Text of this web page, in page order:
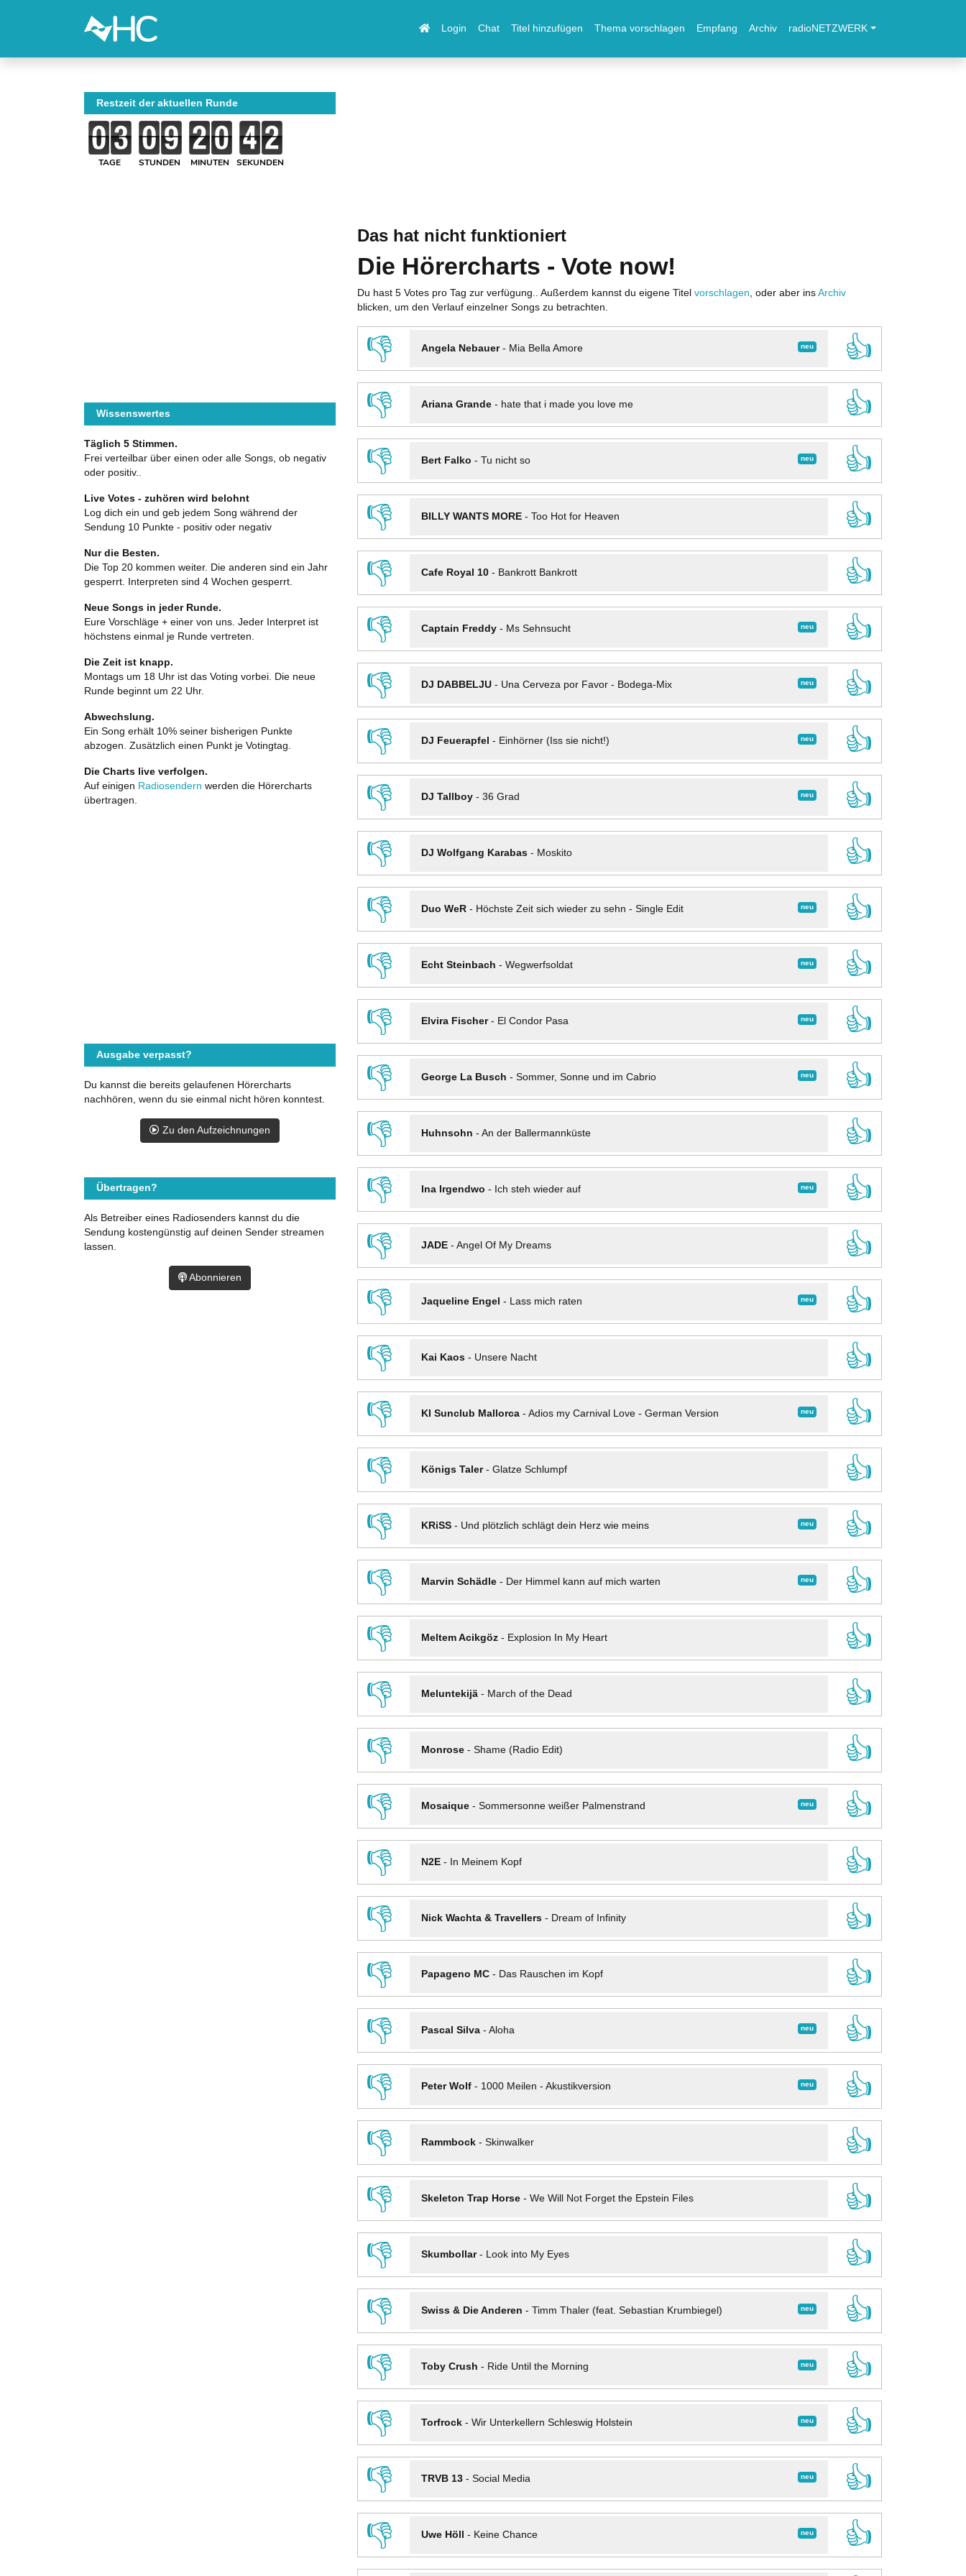
Login Chat Titel hinzufügen Thema vorschlagen Empfang Archiv radioNETZWERK
Das hat nicht funktioniert
Die Hörercharts - Vote now!
Du hast 5 Votes pro Tag zur verfügung.. Außerdem kannst du eigene Titel vorschlagen , oder aber ins Archiv
blicken, um den Verlauf einzelner Songs zu betrachten.
👎 neu
Angela Nebauer- Mia Bella Amore
👍
👎
Ariana Grande- hate that i made you love me
👍
👎
neu
Bert Falko - Tu nicht so
👍
👎
BILLY WANTS MORE- Too Hot for Heaven
👍
👎
Cafe Royal 10- Bankrott Bankrott
👍
👎
neu
Captain Freddy- Ms Sehnsucht
👍
👎
neu
DJ DABBELJU- Una Cerveza por Favor - Bodega-Mix
👍
👎
neu
DJ Feuerapfel - Einhörner (Iss sie nicht!)
👍
👎
neu
DJ Tallboy- 36 Grad
👍
👎
DJ Wolfgang Karabas- Moskito
👍
👎
neu
Duo WeR- Höchste Zeit sich wieder zu sehn - Single Edit
👍
👎
neu
Echt Steinbach - Wegwerfsoldat
👍
👎
neu
Elvira Fischer- El Condor Pasa
👍
👎
neu
George La Busch - Sommer, Sonne und im Cabrio
👍
👎
Huhnsohn - An der Ballermannküste
👍
👎
neu
Ina Irgendwo - Ich steh wieder auf
👍
👎
JADE- Angel Of My Dreams
👍
👎
neu
Jaqueline Engel - Lass mich raten
👍
👎
Kai Kaos- Unsere Nacht
👍
👎
neu
KI Sunclub Mallorca- Adios my Carnival Love - German Version
👍
👎
Königs Taler- Glatze Schlumpf
👍
👎
neu
KRiSS- Und plötzlich schlägt dein Herz wie meins
👍
👎
neu
Marvin Schädle- Der Himmel kann auf mich warten
👍
👎
Meltem Acikgöz- Explosion In My Heart
👍
👎
Meluntekijä- March of the Dead
👍
👎
Monrose- Shame (Radio Edit)
👍
👎
neu
Mosaique- Sommersonne weißer Palmenstrand
👍
👎
N2E- In Meinem Kopf
👍
👎
Nick Wachta & Travellers- Dream of Infinity
👍
👎
Papageno MC- Das Rauschen im Kopf
👍
👎
neu
Pascal Silva- Aloha
👍
👎
neu
Peter Wolf- 1000 Meilen - Akustikversion
👍
👎
Rammbock- Skinwalker
👍
👎
Skeleton Trap Horse- We Will Not Forget the Epstein Files
👍
👎
Skumbollar- Look into My Eyes
👍
👎
neu
Swiss & Die Anderen - Timm Thaler (feat. Sebastian Krumbiegel)
👍
👎
neu
Toby Crush - Ride Until the Morning
👍
👎
neu
Torfrock- Wir Unterkellern Schleswig Holstein
👍
👎
neu
TRVB 13- Social Media
👍
👎
neu
Uwe Höll - Keine Chance
👍
Restzeit der aktuellen Runde
TAGE STUNDEN MINUTEN SEKUNDEN
Wissenswertes
Täglich 5 Stimmen.
Frei verteilbar über einen oder alle Songs, ob negativ
oder positiv..
Live Votes - zuhören wird belohnt
Log dich ein und geb jedem Song während der
Sendung 10 Punkte - positiv oder negativ
Nur die Besten.
Die Top 20 kommen weiter. Die anderen sind ein Jahr
gesperrt. Interpreten sind 4 Wochen gesperrt.
Neue Songs in jeder Runde.
Eure Vorschläge + einer von uns. Jeder Interpret ist
höchstens einmal je Runde vertreten.
Die Zeit ist knapp.
Montags um 18 Uhr ist das Voting vorbei. Die neue
Runde beginnt um 22 Uhr.
Abwechslung.
Ein Song erhält 10% seiner bisherigen Punkte
abzogen. Zusätzlich einen Punkt je Votingtag.
Die Charts live verfolgen.
Auf einigen Radiosendern werden die Hörercharts
übertragen.
Ausgabe verpasst?
Du kannst die bereits gelaufenen Hörercharts
nachhören, wenn du sie einmal nicht hören konntest.
Zu den Aufzeichnungen
Übertragen?
Als Betreiber eines Radiosenders kannst du die
Sendung kostengünstig auf deinen Sender streamen
lassen.
Abonnieren